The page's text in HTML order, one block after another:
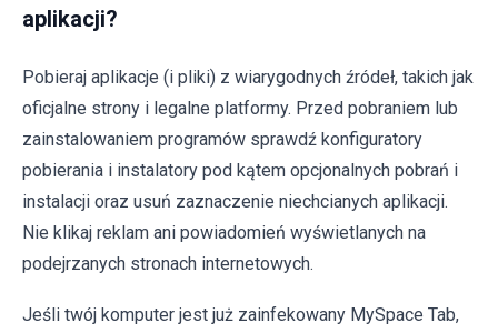
aplikacji?
Pobieraj aplikacje (i pliki) z wiarygodnych źródeł, takich jak
oficjalne strony i legalne platformy. Przed pobraniem lub
zainstalowaniem programów sprawdź konfiguratory
pobierania i instalatory pod kątem opcjonalnych pobrań i
instalacji oraz usuń zaznaczenie niechcianych aplikacji.
Nie klikaj reklam ani powiadomień wyświetlanych na
podejrzanych stronach internetowych.
Jeśli twój komputer jest już zainfekowany MySpace Tab,